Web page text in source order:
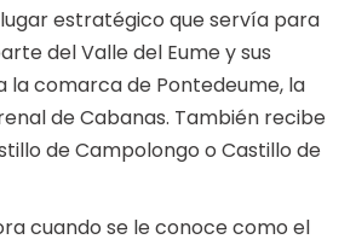
estratégico que servía para
del Valle del Eume y sus
la comarca de Pontedeume, la
de Cabanas. También recibe
de Campolongo o Castillo de
cuando se le conoce como el